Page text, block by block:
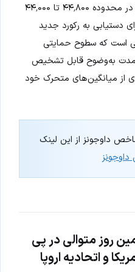
از نظر تکنیکال، شاخص داو جونز در محدوده ۴۴٬۸۰۰ تا ۴۴٬۰۰۰
دستیابی به رکورد جدید
در حالی است که سطوح حمایتی
به‌وضوح قابل تشخیص
از میانگین‌های متحرک خود
داوجونز از این لینک
روز متوالی در پی
و اتحادیه اروپا